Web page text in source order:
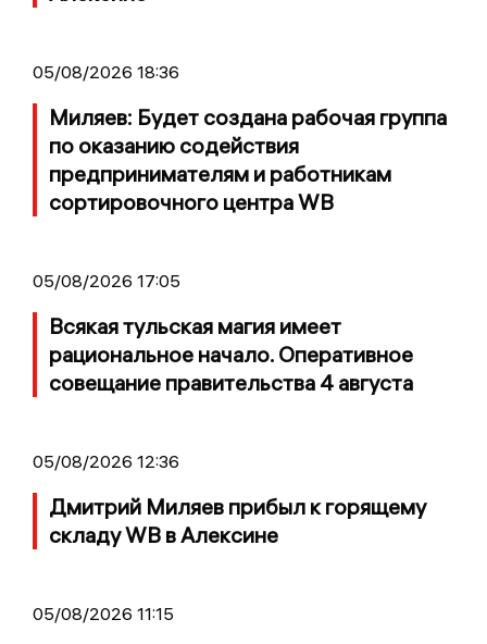
05/08/2026 18:36
Миляев: Будет создана рабочая группа
по оказанию содействия
предпринимателям и работникам
сортировочного центра WB
05/08/2026 17:05
Всякая тульская магия имеет
рациональное начало. Оперативное
совещание правительства 4 августа
05/08/2026 12:36
Дмитрий Миляев прибыл к горящему
складу WB в Алексине
05/08/2026 11:15